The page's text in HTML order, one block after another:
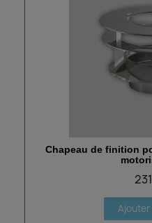
Chapeau de finition